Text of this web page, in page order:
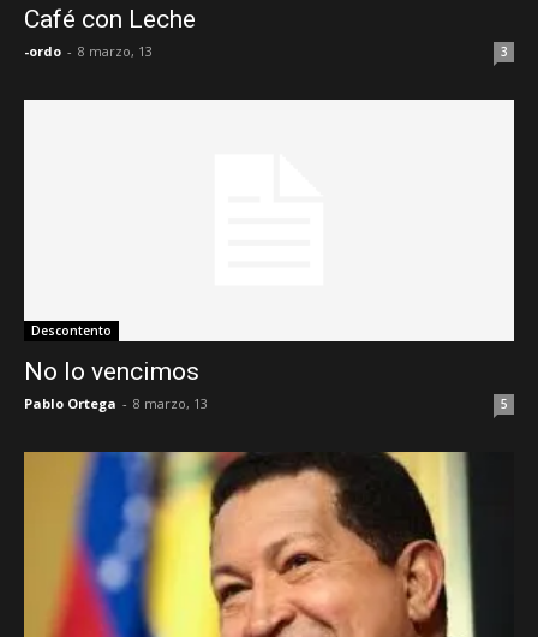
Café con Leche
-ordo - 8 marzo, 13 3
Descontento
No lo vencimos
Pablo Ortega - 8 marzo, 13 5